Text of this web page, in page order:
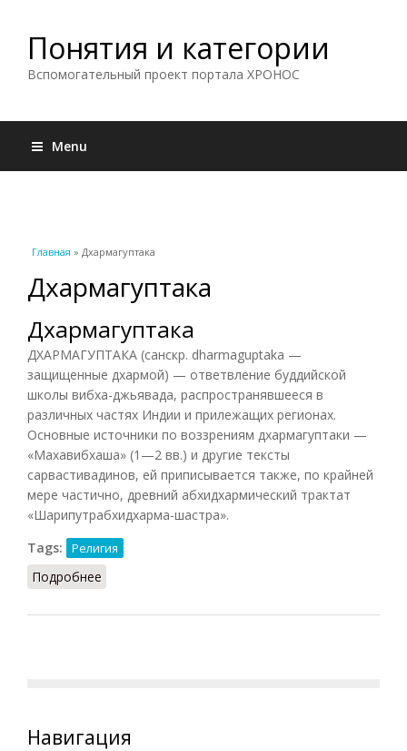
Понятия и категории
Вспомогательный проект портала ХРОНОС
Menu
Вы здесь
Главная » Дхармагуптака
Дхармагуптака
Дхармагуптака
ДХАРМАГУПТАКА (санскр. dharmaguptaka —
защищенные дхармой) — ответвление буддийской
школы вибха-джьявада, распространявшееся в
различных частях Индии и прилежащих регионах.
Основные источники по воззрениям дхармагуптаки —
«Махавибхаша» (1—2 вв.) и другие тексты
сарвастивадинов, ей приписывается также, по крайней
мере частично, древний абхидхармический трактат
«Шарипутрабхидхарма-шастра».
Tags:
Религия
Подробнее
Навигация